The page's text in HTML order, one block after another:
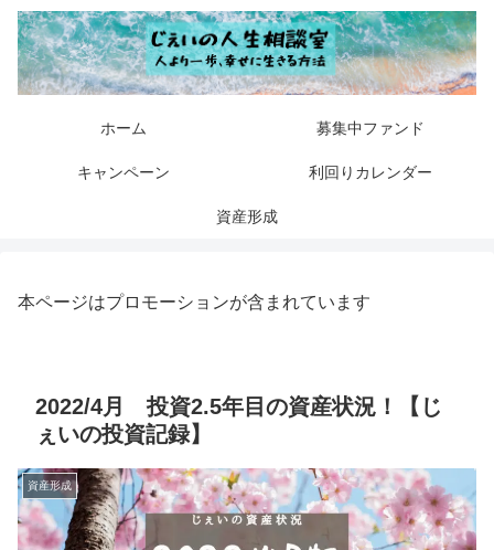
ホーム 募集中ファンド
キャンペーン 利回りカレンダー
資産形成
本ページはプロモーションが含まれています
2022/4月 投資2.5年目の資産状況！【じ
ぇいの投資記録】
資産形成